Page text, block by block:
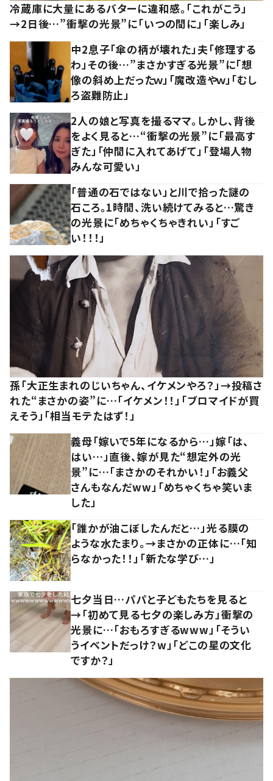
冷蔵庫に大量にあるバターに違和感。「これがこう」
→2日後…”衝撃の光景”に「いつの間に」「楽しみ」
中2息子「傘の柄が壊れた」夫「修理する
わ」その後…”まさかすぎる光景”に「想
像の斜め上だったｗ」「魔改造やｗ」「むし
ろ盗難防止」
2人の娘と写真を撮るママ。しかし、背後
をよく見ると…“衝撃の光景”に「最高す
ぎた」「仲間に入れてあげて」「登場人物
みんな可愛い」
「普通の石ではない」と川で拾った謎の
石ころ。1時間、洗い続けてみると…驚き
の光景に「めちゃくちゃきれい」「すご
い！！！」
孫「大正生まれのじいちゃん、イケメンやろ？」→投稿さ
れた“まさかの姿”に…「イケメン！！」「ブロマイドが買
えそう」「相当モテたはず！」
義母「嫁いで5年になるから…」嫁「は、
はい…」直後、嫁が見た“想定外の光
景”に…「まさかのそれかい！」「お義父
さんもなんだww」「めちゃくちゃ笑いま
した」
「誰かが油こぼしたんだと…」光る膜の
ような水たまり。→まさかの正体に…「知
らなかった！！」「新たな学び…」
七夕当日…パパと子どもたちを見ると
→「初めて見る七夕の楽しみ方」衝撃の
光景に…「おもろすぎるwww」「そうい
うイベントだっけ？w」「どこの星の文化
ですか？」